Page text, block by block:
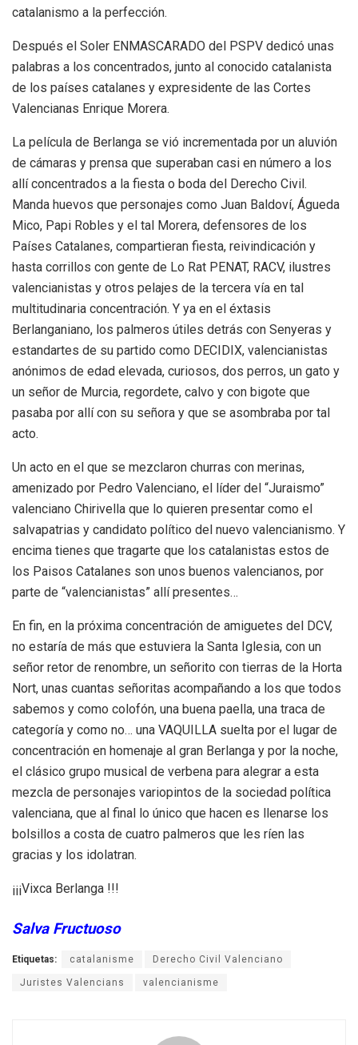
catalanismo a la perfección.
Después el Soler ENMASCARADO del PSPV dedicó unas
palabras a los concentrados, junto al conocido catalanista
de los países catalanes y expresidente de las Cortes
Valencianas Enrique Morera.
La película de Berlanga se vió incrementada por un aluvión
de cámaras y prensa que superaban casi en número a los
allí concentrados a la fiesta o boda del Derecho Civil.
Manda huevos que personajes como Juan Baldoví, Águeda
Mico, Papi Robles y el tal Morera, defensores de los
Países Catalanes, compartieran fiesta, reivindicación y
hasta corrillos con gente de Lo Rat PENAT, RACV, ilustres
valencianistas y otros pelajes de la tercera vía en tal
multitudinaria concentración. Y ya en el éxtasis
Berlanganiano, los palmeros útiles detrás con Senyeras y
estandartes de su partido como DECIDIX, valencianistas
anónimos de edad elevada, curiosos, dos perros, un gato y
un señor de Murcia, regordete, calvo y con bigote que
pasaba por allí con su señora y que se asombraba por tal
acto.
Un acto en el que se mezclaron churras con merinas,
amenizado por Pedro Valenciano, el líder del “Juraismo”
valenciano Chirivella que lo quieren presentar como el
salvapatrias y candidato político del nuevo valencianismo. Y
encima tienes que tragarte que los catalanistas estos de
los Paisos Catalanes son unos buenos valencianos, por
parte de “valencianistas” allí presentes…
En fin, en la próxima concentración de amiguetes del DCV,
no estaría de más que estuviera la Santa Iglesia, con un
señor retor de renombre, un señorito con tierras de la Horta
Nort, unas cuantas señoritas acompañando a los que todos
sabemos y como colofón, una buena paella, una traca de
categoría y como no… una VAQUILLA suelta por el lugar de
concentración en homenaje al gran Berlanga y por la noche,
el clásico grupo musical de verbena para alegrar a esta
mezcla de personajes variopintos de la sociedad política
valenciana, que al final lo único que hacen es llenarse los
bolsillos a costa de cuatro palmeros que les ríen las
gracias y los idolatran.
¡¡¡Vixca Berlanga !!!
Salva Fructuoso
Etiquetas: catalanisme Derecho Civil Valenciano
Juristes Valencians valencianisme